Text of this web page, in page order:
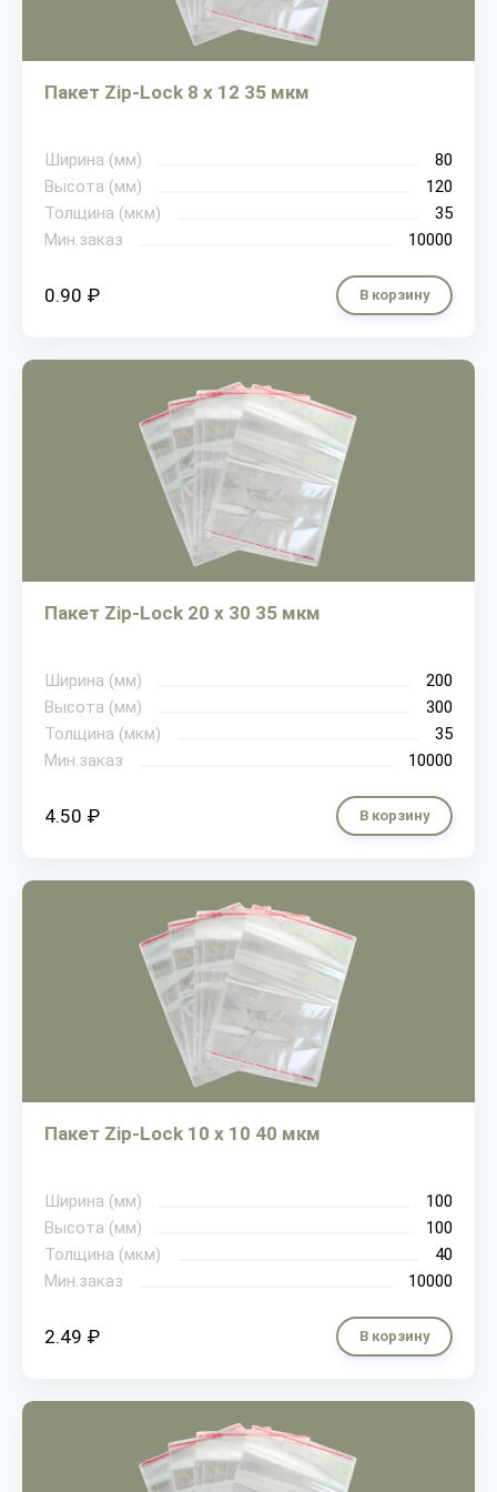
Пакет Zip-Lock 8 х 12 35 мкм
Ширина (мм)
80
Высота (мм)
120
Толщина (мкм)
35
Мин.заказ
10000
0.90 ₽ В корзину
Пакет Zip-Lock 20 х 30 35 мкм
Ширина (мм)
200
Высота (мм)
300
Толщина (мкм)
35
Мин.заказ
10000
4.50 ₽ В корзину
Пакет Zip-Lock 10 х 10 40 мкм
Ширина (мм)
100
Высота (мм)
100
Толщина (мкм)
40
Мин.заказ
10000
2.49 ₽ В корзину